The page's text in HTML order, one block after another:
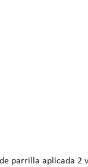
parrilla aplicada 2